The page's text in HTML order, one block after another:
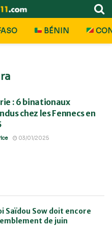
BÉNIN
: 6 binationaux
chez les Fennecs en
03/01/2025
Saïdou Sow doit encore
de juin